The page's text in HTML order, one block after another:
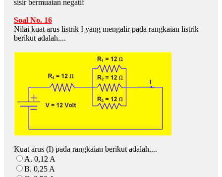
sisir bermuatan negatif
Soal No. 16
Nilai kuat arus listrik I yang mengalir pada rangkaian listrik
berikut adalah....
Kuat arus (I) pada rangkaian berikut adalah....
A. 0,12 A
B. 0,25 A